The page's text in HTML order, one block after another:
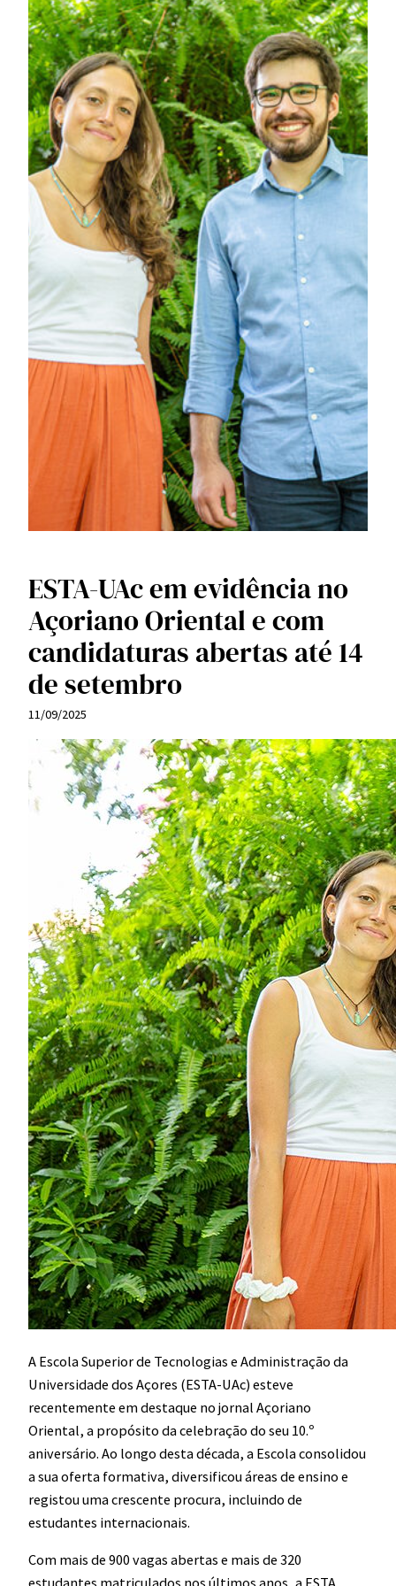
ESTA-UAc em evidência no
Açoriano Oriental e com
candidaturas abertas até 14
de setembro
11/09/2025
A Escola Superior de Tecnologias e Administração da
Universidade dos Açores (ESTA-UAc) esteve
recentemente em destaque no jornal Açoriano
Oriental, a propósito da celebração do seu 10.º
aniversário. Ao longo desta década, a Escola consolidou
a sua oferta formativa, diversificou áreas de ensino e
registou uma crescente procura, incluindo de
estudantes internacionais.
Com mais de 900 vagas abertas e mais de 320